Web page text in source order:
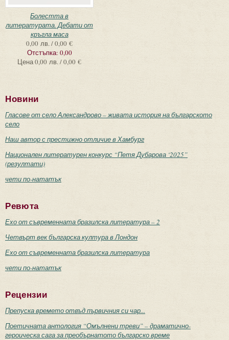
Болестта в
литературата. Дебати от
кръгла маса
0,00 лв. / 0,00 €
Отстъпка: 0,00
Цена0,00 лв. / 0,00 €
Новини
Гласове от село Александрово – живата история на българското
село
Наш автор с престижно отличие в Хамбург
Национален литературен конкурс “Петя Дубарова ‘2025”
(резултати)
чети по-нататък
Ревюта
Ехо от съвременната бразилска литература – 2
Четвърт век българска култура в Лондон
Ехо от съвременната бразилска литература
чети по-нататък
Рецензии
Препуска времето отвъд първичния си чар...
Поетичната антология “Омълнени треви” – драматично-
героическа сага за преобърнатото българско време